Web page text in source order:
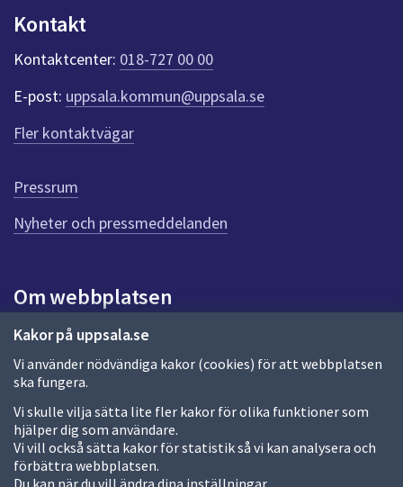
Kakor på uppsala.se
Vi använder nödvändiga kakor (cookies) för att webbplatsen
ska fungera.
Vi skulle vilja sätta lite fler kakor för olika funktioner som
hjälper dig som användare.
Vi vill också sätta kakor för statistik så vi kan analysera och
förbättra webbplatsen.
Du kan när du vill ändra dina inställningar.
k
t
e
r
f
ö
r
e
n
n
a
d
a
Kontakt
Kontaktcenter: 018-727 00 00
E-post: uppsala.kommun@uppsala.se
Fler kontaktvägar
Pressrum
Nyheter och pressmeddelanden
Om webbplatsen
Om webbplatsen
Allmänna handlingar och diarium
Behandling av personuppgifter
Kakor
Språk (other languages)